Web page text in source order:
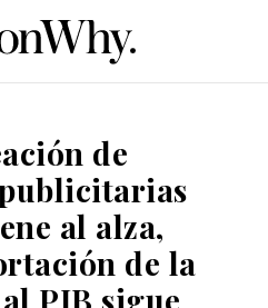
de
al alza,
de la
PIB sigue